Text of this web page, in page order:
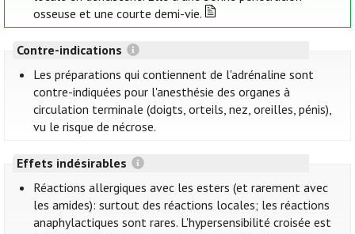
osseuse et une courte demi-vie.
Contre-indications
Les préparations qui contiennent de l'adrénaline sont
contre-indiquées pour l'anesthésie des organes à
circulation terminale (doigts, orteils, nez, oreilles, pénis),
vu le risque de nécrose.
Effets indésirables
Réactions allergiques avec les esters (et rarement avec
les amides): surtout des réactions locales; les réactions
anaphylactiques sont rares. L'hypersensibilité croisée est